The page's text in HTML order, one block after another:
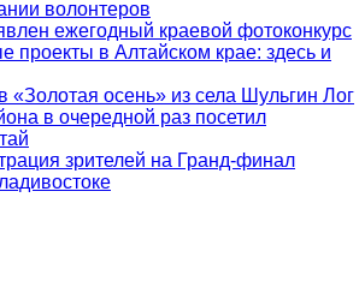
волонтеров
ежегодный краевой фотоконкурс
проекты в Алтайском крае: здесь и
«Золотая осень» из села Шульгин Лог
в очередной раз посетил
зрителей на Гранд-финал